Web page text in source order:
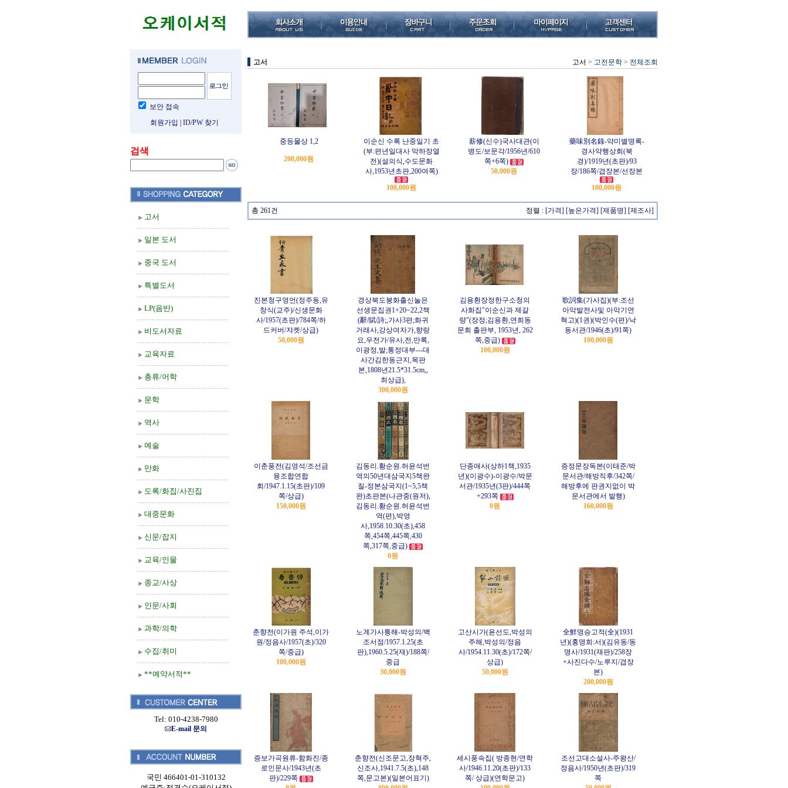
보안 접속
회원가입
ID/PW 찾기
검색
고서
일본 도서
중국 도서
특별도서
LP(음반)
비도서자료
교육자료
총류/어학
문학
역사
예술
만화
도록/화집/사진집
대중문화
신문/잡지
교육/인물
종교/사상
인문/사회
과학/의학
수집/취미
**예약서적**
Tel: 010-4238-7980
E-mail 문의
국민 466401-01-310132
고서 고서 > 고전문학 > 전체조회
중등물상 1,2
200,000원
이순신 수록 난중일기 초
(부:편년일대사 막하장열
전)(설의식,수도문화
사,1953년초판,200여쪽)
100,000원
薪修(신수)국사대관(이
병도/보문각/1956년/610
쪽+6쪽)
50,000원
藥味別名錄-약미별명록-
경사약행상회(북
경)/1919년(초판)/93
장/186쪽/겹장본/선장본
100,000원
총 261건 정렬 : [가격] [높은가격] [제품명] [제조사]
진본청구영언(정주동,유
창식(교주)/신생문화
사/1957(초판)/784쪽/하
드커버/쟈켓/상급)
50,000원
경상북도봉화출신눌은
선생문집권1+20~22,2책
(辭/賦/詩;,가사3편;화귀
거래사,강상여자가,향랑
요,우전가/유사,전,만록,
이광정,발;통정대부---대
사간김한동근지,목판
본,1808년21.5*31.5cm,,
최상급),
300,000원
김용환장정한구소청의
사화집"이순신과 제갈
량"(장정;김용환,연희동
문회 출판부, 1953년, 262
쪽,중급)
100,000원
歌詞集(가사집)(부:조선
아악발전사및 아악기연
혁고)(1권)(박인수(편)/낙
동서관/1946(초)/91쪽)
100,000원
이춘풍전(김영석/조선금
융조합연합
회/1947.1.15(초판)/109
쪽/상급)
150,000원
김동리.황순원.허윤석번
역의50년대삼국지5책완
질-정본삼국지(1~5,5책
완)초판본(나관중(원저),
김동리.황순원.허윤석번
역(편),박영
사,1958.10.30(초),458
쪽,454쪽,445쪽,430
쪽,317쪽,중급)
0원
단종애사(상하1책,1935
년)(이광수)-이광수/박문
서관/1935년(3판)/444쪽
+293쪽
0원
증정문장독본(이태준/박
문서관/해방직후/342쪽/
해방후에 판권지없이 박
문서관에서 발행)
160,000원
춘향전(이가원 주석,이가
원/정음사/1957(초)/320
쪽/중급)
100,000원
노계가사통해-박성의/백
조서점/1957.1.25(초
판),1960.5.25(재)/188쪽/
중급
30,000원
고산시가(윤선도,박성의
주해,박성의/정음
사/1954.11.30(초)/172쪽/
상급)
50,000원
全鮮명승고적(全)(1931
년)(홍명희:서)(김유동/동
명사/1931(재판)/258장
+사진다수/노루지/겹장
본)
200,000원
증보가곡원류-함화진/종
로인문사/1943년(초
판)/229쪽
춘향전(신조문고,장혁주,
신조사,1941.7.5(초),148
쪽,문고본)(일본어표기)
세시풍속집( 방종현/연학
사/1946.11.20(초판)/133
쪽/ 상급)(연학문고)
조선고대소설사-주왕산/
정음사/1950년(초판)/319
쪽